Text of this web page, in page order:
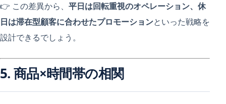
👉 この差異から、 平日は回転重視のオペレーション、休
日は滞在型顧客に合わせたプロモーションといった戦略を
設計できるでしょう。
5. 商品×時間帯の相関